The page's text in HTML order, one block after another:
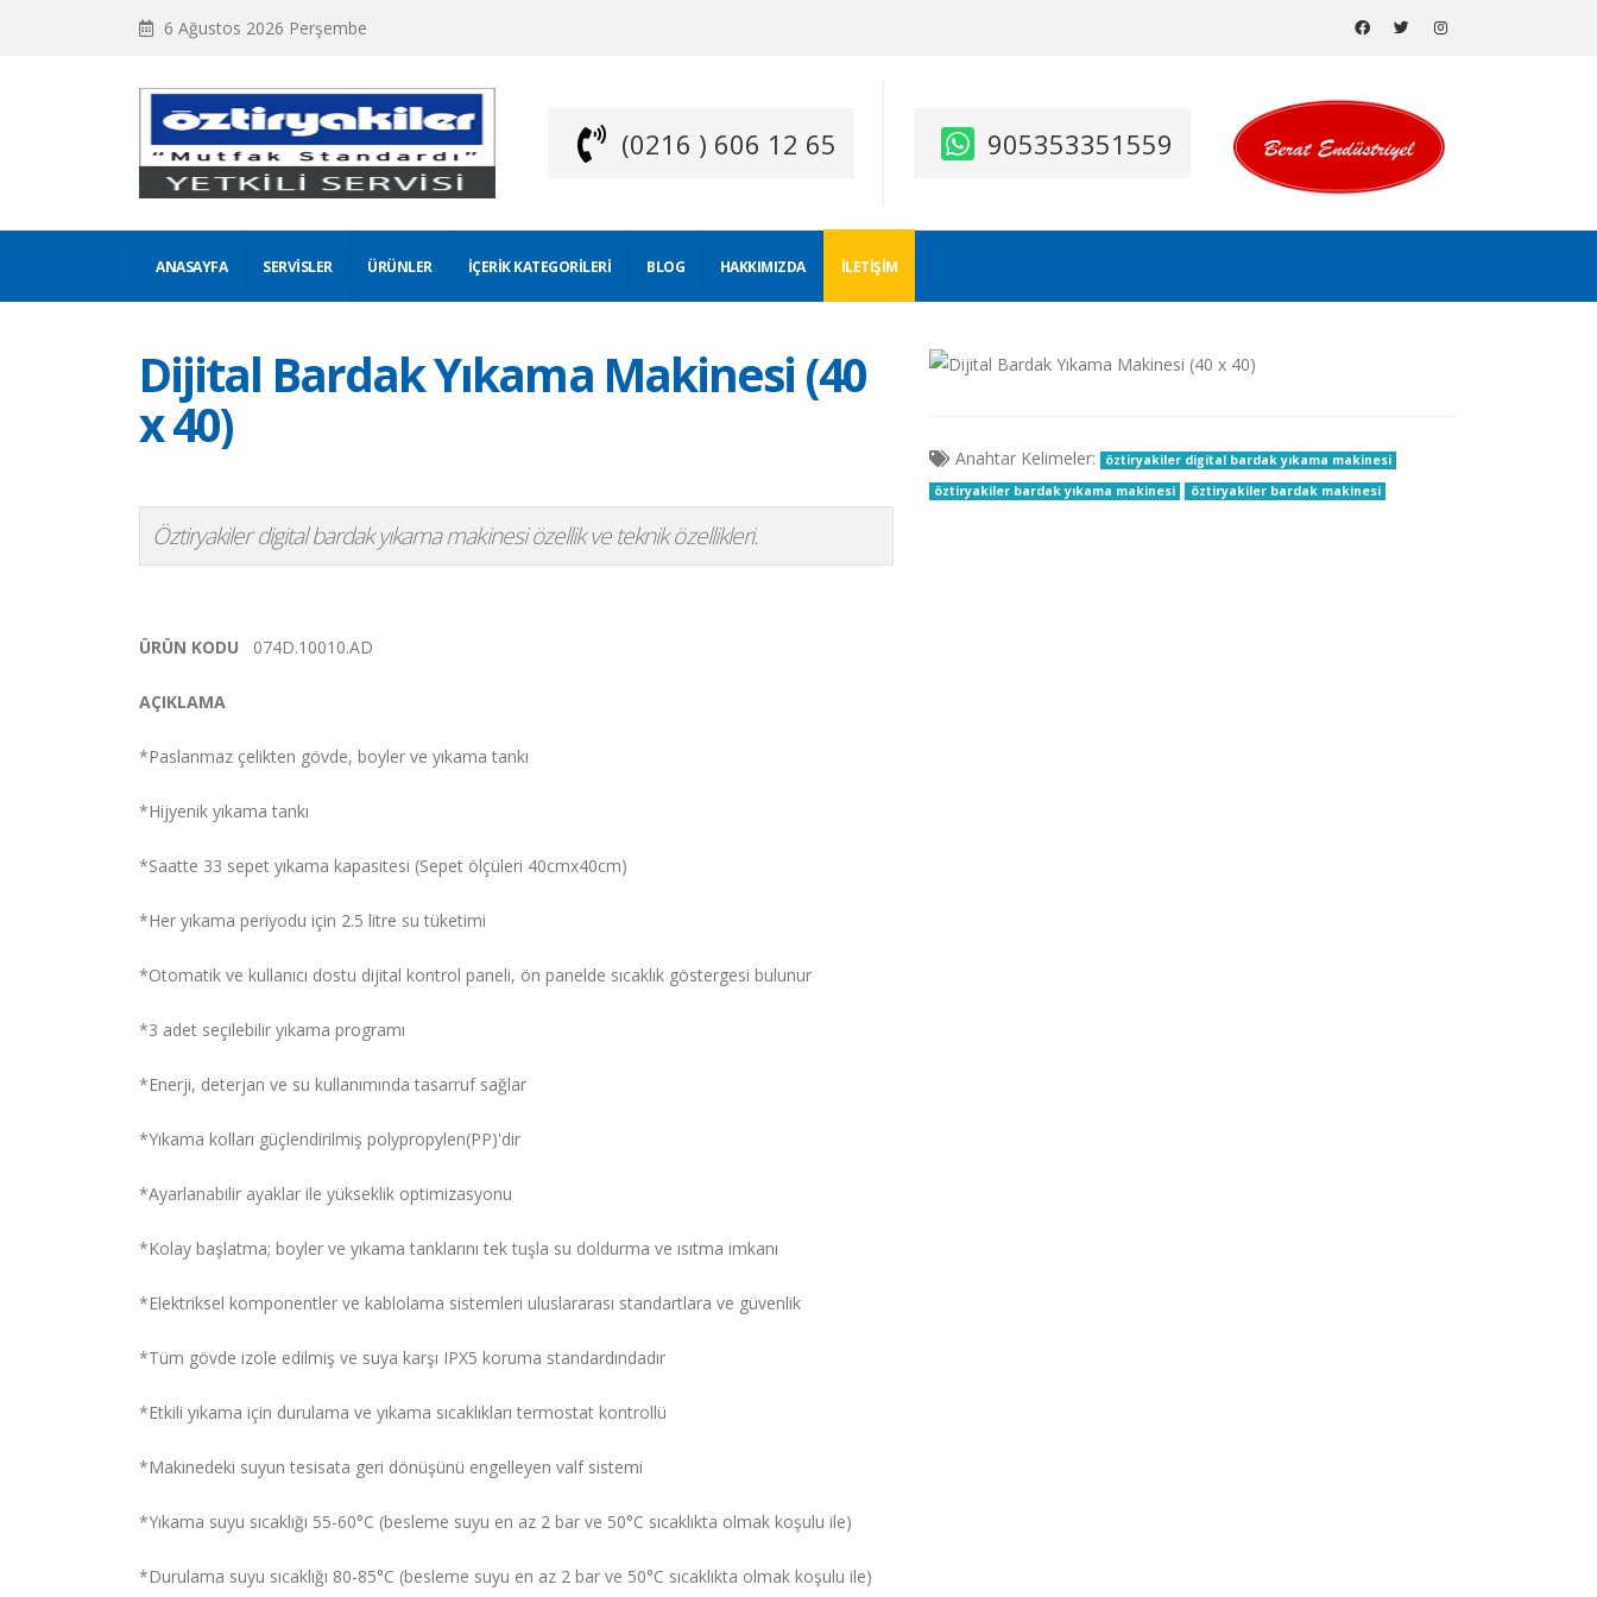
6 Ağustos 2026 Perşembe
(0216 ) 606 12 65 905353351559
ANASAYFA SERVISLER ÜRÜNLER İÇERIK KATEGORILERI BLOG HAKKIMIZDA İLETIŞIM
Dijital Bardak Yıkama Makinesi (40
x 40)
Öztiryakiler digital bardak yıkama makinesi özellik ve teknik özellikleri.
ÜRÜN KODU 074D.10010.AD
AÇIKLAMA
*Paslanmaz çelikten gövde, boyler ve yıkama tankı
*Hijyenik yıkama tankı
*Saatte 33 sepet yıkama kapasitesi (Sepet ölçüleri 40cmx40cm)
*Her yıkama periyodu için 2.5 litre su tüketimi
*Otomatik ve kullanıcı dostu dijital kontrol paneli, ön panelde sıcaklık göstergesi bulunur
*3 adet seçilebilir yıkama programı
*Enerji, deterjan ve su kullanımında tasarruf sağlar
*Yıkama kolları güçlendirilmiş polypropylen(PP)'dir
*Ayarlanabilir ayaklar ile yükseklik optimizasyonu
*Kolay başlatma; boyler ve yıkama tanklarını tek tuşla su doldurma ve ısıtma imkanı
*Elektriksel komponentler ve kablolama sistemleri uluslararası standartlara ve güvenlik
*Tüm gövde izole edilmiş ve suya karşı IPX5 koruma standardındadır
*Etkili yıkama için durulama ve yıkama sıcaklıkları termostat kontrollü
*Makinedeki suyun tesisata geri dönüşünü engelleyen valf sistemi
*Yıkama suyu sıcaklığı 55-60°C (besleme suyu en az 2 bar ve 50°C sıcaklıkta olmak koşulu ile)
*Durulama suyu sıcaklığı 80-85°C (besleme suyu en az 2 bar ve 50°C sıcaklıkta olmak koşulu ile)
Anahtar Kelimeler:
öztiryakiler digital bardak yıkama makinesi
öztiryakiler bardak yıkama makinesi
öztiryakiler bardak makinesi